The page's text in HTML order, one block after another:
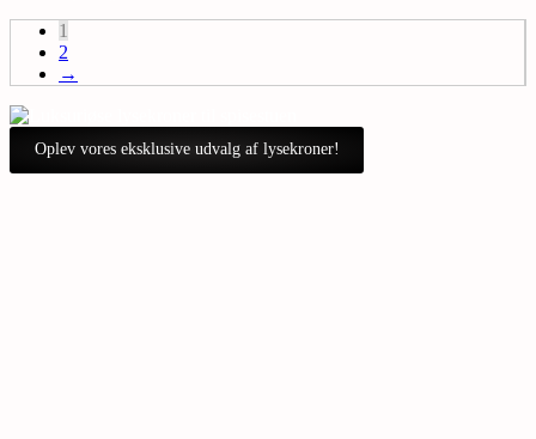
1
2
→
Oplev vores eksklusive udvalg af lysekroner!